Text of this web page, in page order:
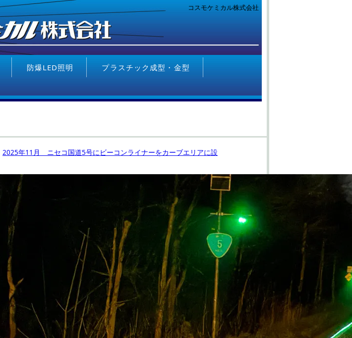
コスモケミカル株式会社
防爆LED照明
プラスチック成型・金型
2025年11月 ニセコ国道5号にビーコンライナーをカーブエリアに設